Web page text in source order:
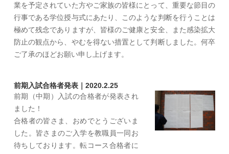
業を予定されていた方やご家族の皆様にとって、重要な節目の
行事である学位授与式にあたり、このような判断を行うことは
極めて残念でありますが、皆様のご健康と安全、また感染拡大
防止の観点から、やむを得ない措置として判断しました。何卒
ご了承のほどお願い申し上げます。
前期入試合格者発表｜2020.2.25
前期（中期）入試の合格者が発表され
ました！
合格者の皆さま、おめでとうございま
した。皆さまのご入学を教職員一同お
待ちしております。転コース合格者に